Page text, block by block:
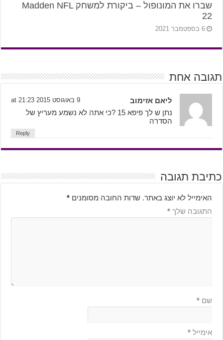
שברו את המונופול – ביקורת למשחק Madden NFL
22
6 בספטמבר 2021
תגובה אחת
ליאם אזימוב 9 באוגוסט 2015 at 21:23
נתן ש לך פיפא 15 ?כי אתה לא נשמע מעריץ של
הסדרה
Reply
כתיבת תגובה
האימייל לא יוצג באתר. שדות החובה מסומנים *
התגובה שלך *
שם *
אימייל *